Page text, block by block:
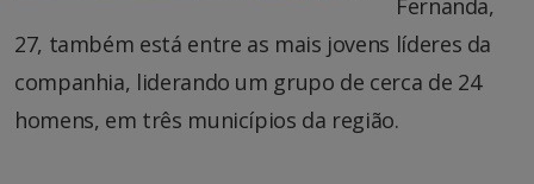
27, também está entre as mais jovens líderes da
companhia, liderando um grupo de cerca de 24
homens, em três municípios da região.